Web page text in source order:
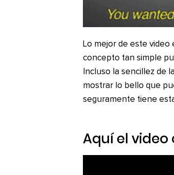
Lo mejor de este video
concepto tan simple
Incluso la sencillez de
mostrar lo bello que
seguramente tiene
Aquí el video